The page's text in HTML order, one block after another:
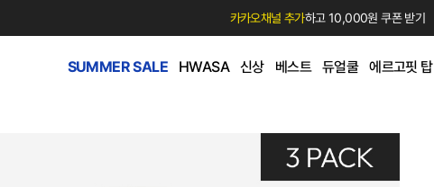
카카오채널 추가하고 10,000원 쿠폰 받기
SUMMER SALE HWASA 신상 베스트 듀얼쿨 에르고핏 탑